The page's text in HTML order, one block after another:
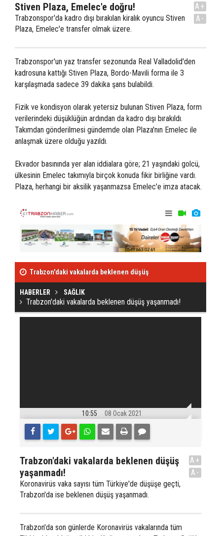
Stiven Plaza, Emelec'e doğru!
Trabzonspor'da kadro dışı bırakılan kiralık oyuncu Stiven
Plaza, Emelec'e transfer olmak üzere.
A+
A-
Trabzonspor'un yaz transfer sezonunda Real Valladolid'den
kadrosuna kattığı Stiven Plaza, Bordo-Mavili forma ile 3
karşılaşmada sadece 39 dakika şans bulabildi.
Fizik ve kondisyon olarak yetersiz bulunan Stiven Plaza, form
verilerindeki düşüklüğün ardından da kadro dışı bırakıldı.
Takımdan gönderilmesi gündemde olan Plaza'nın Emelec ile
anlaşmak üzere olduğu yazıldı.
Ekvador basınında yer alan iddialara göre; 21 yaşındaki golcü,
ülkesinin Emelec takımıyla birçok konuda fikir birliğine vardı.
Plaza, herhangi bir aksilik yaşanmazsa Emelec'e imza atacak.
Trabzon'daki vakalarda beklenen düşüş
yaşanmadı!
HABERLER SAĞLIK
Trabzon'daki vakalarda beklenen düşüş yaşanmadı!
10:55 08 Ocak 2021
Trabzon'daki vakalarda beklenen düşüş
yaşanmadı!
Koronavirüs vaka sayısı tüm Türkiye'de düşüşe geçti,
Trabzon'da ise beklenen düşüş yaşanmadı.
A+
A-
Trabzon'da son günlerde Koronavirüs vakalarında tüm